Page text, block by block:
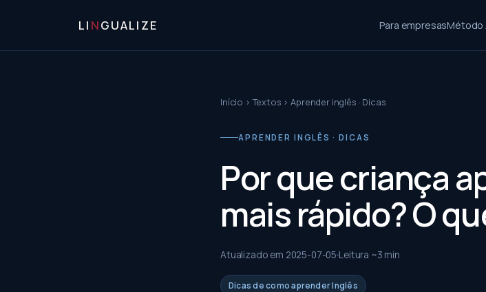
LI NGUALIZE Para empresasMétodo
Início ›Textos ›Aprender inglês · Dicas
APRENDER INGLÊS · DICAS
Por que criança
mais rápido? O
Atualizado em 2025-07-05 Leitura ~3 min
Dicas de como aprender Inglês